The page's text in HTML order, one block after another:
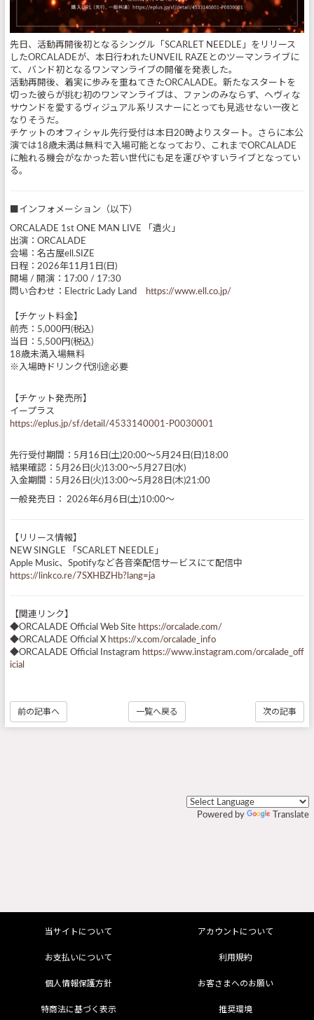
先日、活動再開後初となるシングル「SCARLET NEEDLE」をリリース
したORCALADEが、本日行われたUNVEIL RAZEとのツーマンライブに
て、バンド初となるワンマンライブの開催を発表した。
活動再開後、着実に歩みを重ねてきたORCALADE。新たなスタートを
切った彼らが挑む初のワンマンライブは、ファンのみならず、ヘヴィな
サウンドを愛するヴィジュアル系リスナーにとっても見逃せない一夜と
なりそうだ。
チケットのオフィシャル先行受付は本日20時よりスタート。さらに本公
演では18歳未満は無料で入場可能となっており、これまでORCALADE
に触れる機会がなかった若い世代にも足を運びやすいライブとなってい
る。
■インフォメーション（以下）
ORCALADE 1st ONE MAN LIVE 「遺火」
出演：ORCALADE
会場：名古屋ell.SIZE
日程：2026年11月1日(日)
開場 / 開演：17:00 / 17:30
問い合わせ：Electric Lady Land
https://www.ell.co.jp/
【チケット料金】
前売：5,000円(税込)
当日：5,500円(税込)
18歳未満入場無料
※入場時ドリンク代別途必要
【チケット発売所】
イープラス
https://eplus.jp/sf/detail/4533140001-P0030001
先行受付期間：5月16日(土)20:00～5月24日(日)18:00
結果確認：5月26日(火)13:00～5月27日(水)
入金期間：5月26日(火)13:00～5月28日(木)21:00
一般発売日： 2026年6月6日(土)10:00～
【リリース情報】
NEW SINGLE 「SCARLET NEEDLE」
Apple Music、Spotifyなど各音楽配信サービスにて配信中
https://linkco.re/7SXHBZHb?lang=ja
【関連リンク】
◆ORCALADE Official Web Site https://orcalade.com/
◆ORCALADE Official X https://x.com/orcalade_info
◆ORCALADE Official Instagram https://www.instagram.com/orcalade_off
icial
次の記事
一覧へ戻る
前の記事へ
Powered by Translate
当サイトについて アカウントについて
お支払いについて 利用規約
個人情報保護方針 お客さまへのお願い
特商法に基づく表示 推奨環境